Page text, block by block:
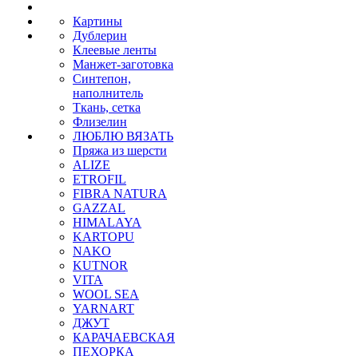
Картины
Дублерин
Клеевые ленты
Манжет-заготовка
Синтепон,
наполнитель
Ткань, сетка
Флизелин
ЛЮБЛЮ ВЯЗАТЬ
Пряжа из шерсти
ALIZE
ETROFIL
FIBRA NATURA
GAZZAL
HIMALAYA
KARTOPU
NAKO
KUTNOR
VITA
WOOL SEA
YARNART
ДЖУТ
КАРАЧАЕВСКАЯ
ПЕХОРКА